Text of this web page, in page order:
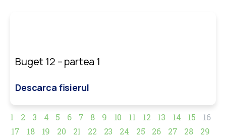
Buget 12 – partea 1
Descarca fisierul
1 2 3 4 5 6 7 8 9 10 11 12 13 14 15
16
17
18 19 20 21 22 23 24 25 26 27 28
29